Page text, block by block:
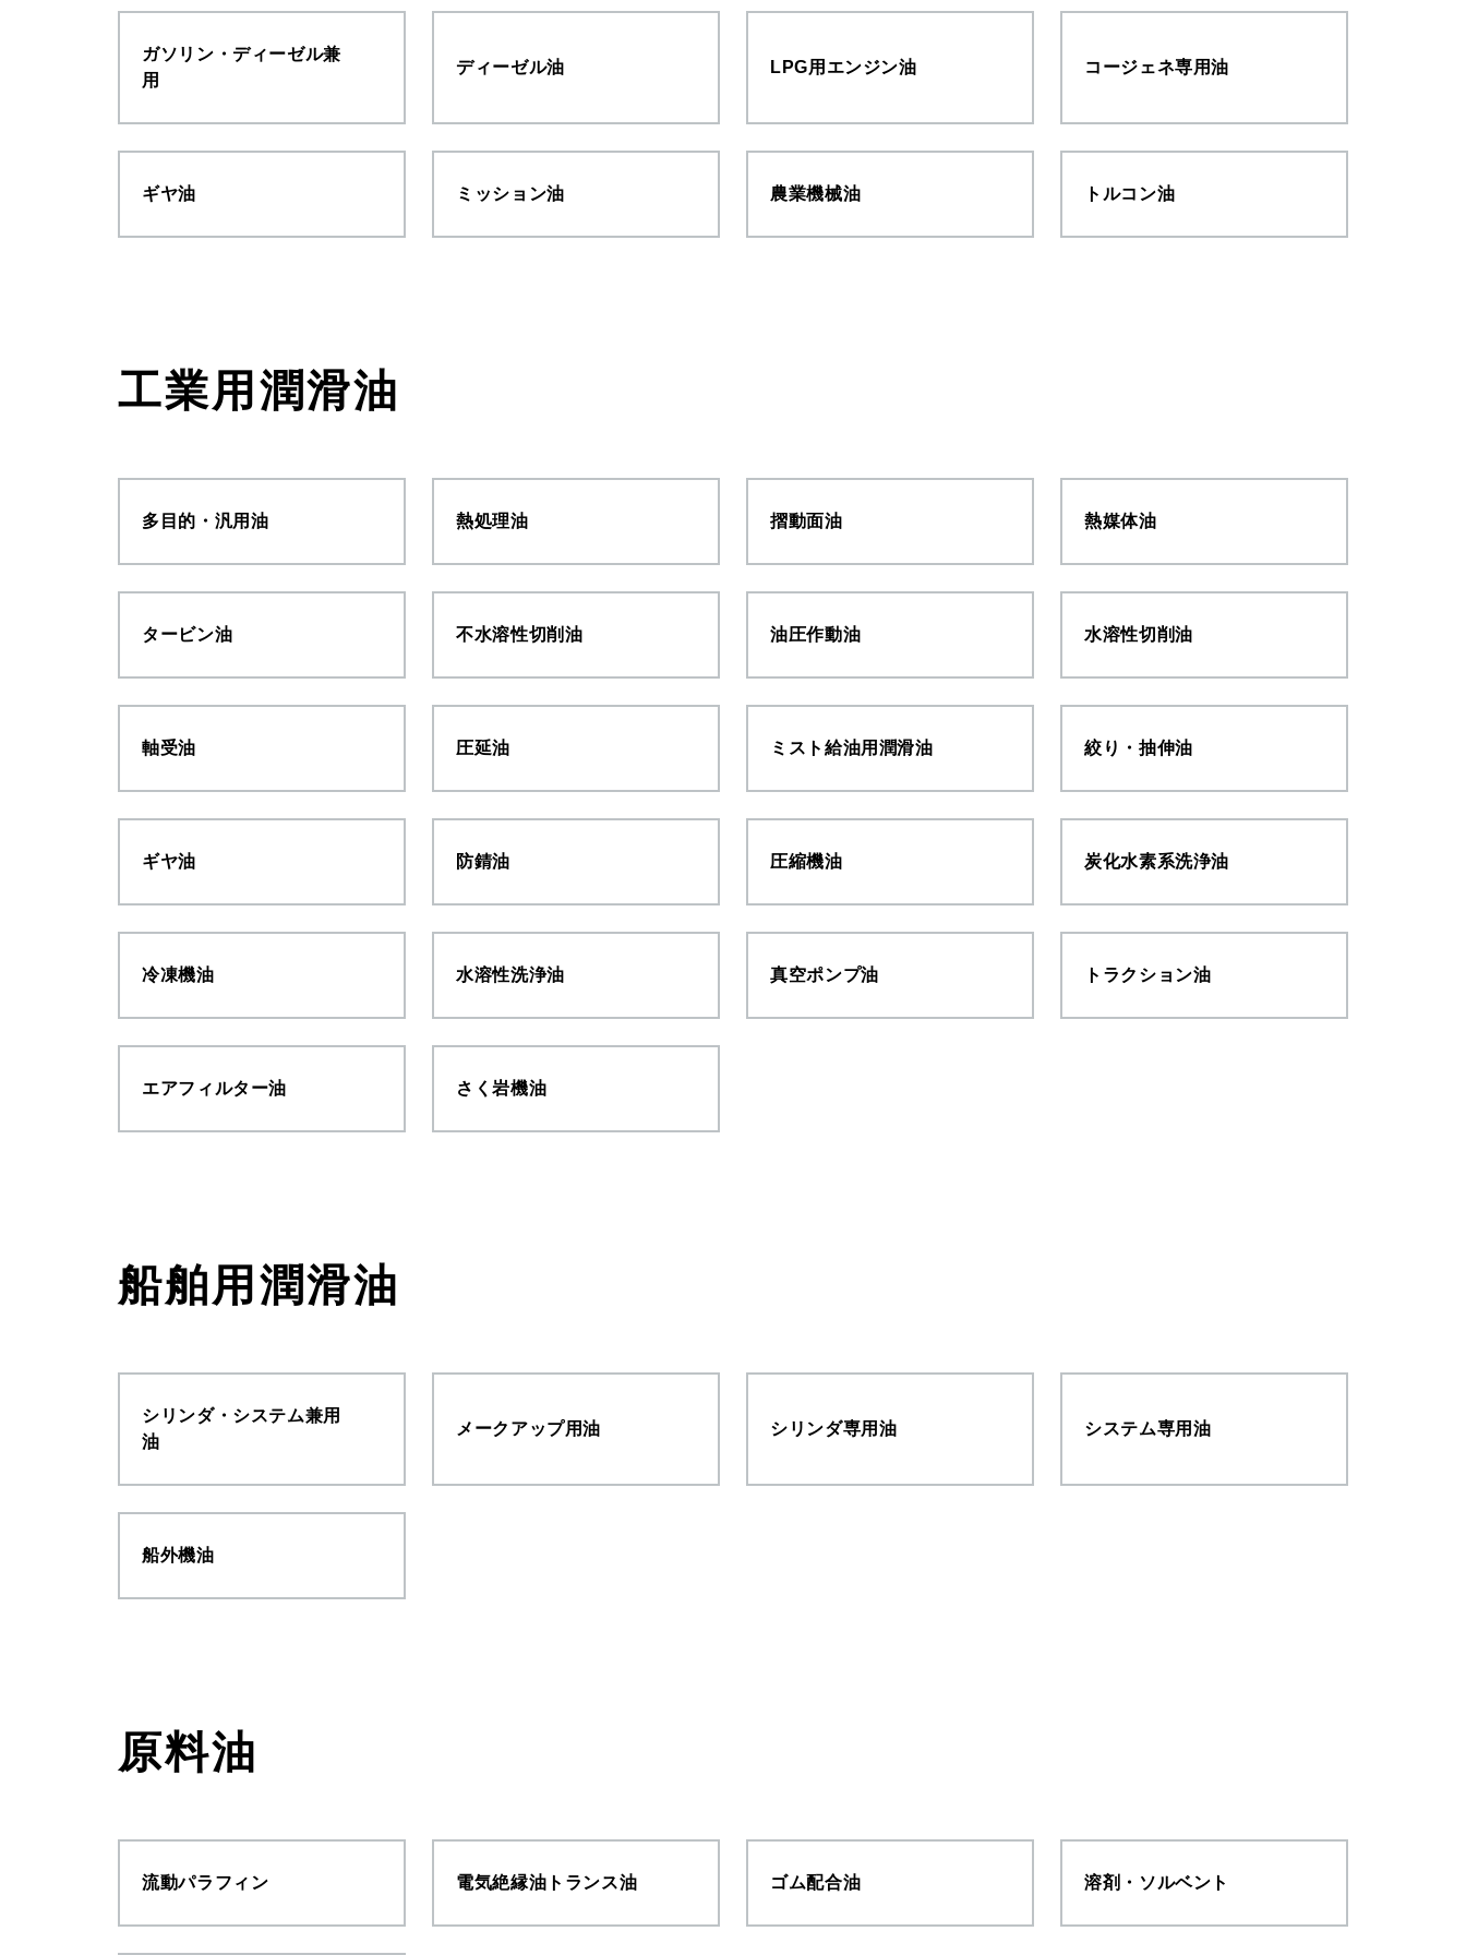
ガソリン・ディーゼル兼
用
ディーゼル油 LPG用エンジン油 コージェネ専用油
ギヤ油 ミッション油 農業機械油 トルコン油
工業用潤滑油
多目的・汎用油 熱処理油 摺動面油 熱媒体油
タービン油 不水溶性切削油 油圧作動油 水溶性切削油
軸受油 圧延油 ミスト給油用潤滑油 絞り・抽伸油
ギヤ油 防錆油 圧縮機油 炭化水素系洗浄油
冷凍機油 水溶性洗浄油 真空ポンプ油 トラクション油
エアフィルター油 さく岩機油
船舶用潤滑油
シリンダ・システム兼用
油
メークアップ用油 シリンダ専用油 システム専用油
船外機油
原料油
流動パラフィン 電気絶縁油トランス油 ゴム配合油 溶剤・ソルベント